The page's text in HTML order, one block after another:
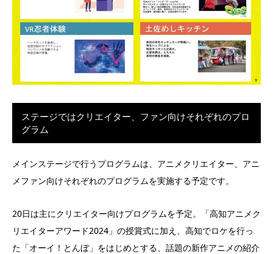
ステージではクリエイター、ファン向けそれぞれのプロ
グラム
メインステージで行うプログラムは、アニメクリエイター、アニ
メファン向けそれぞれのプログラムを実施する予定です。
20日は主にクリエイター向けプログラムを予定。「高知アニメク
リエイターアワード2024」の授賞式に加え、高知でロケを行っ
た「オーイ！とんぼ」をはじめとする、話題の新作アニメの紹介